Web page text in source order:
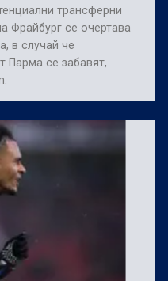
трансферни
Фрайбург се очертава
в случай че
Парма се забавят,